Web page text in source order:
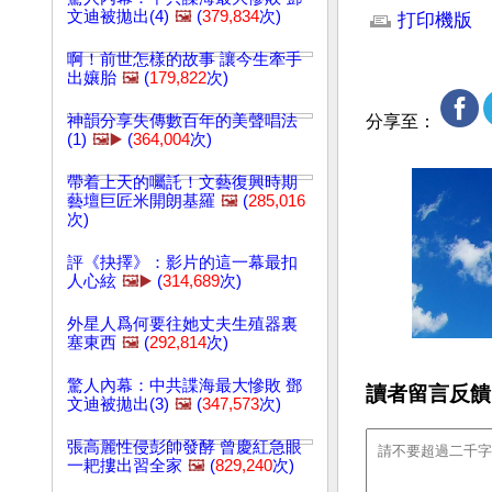
文迪被拋出(4) 🖼️ (379,834次)
啊！前世怎樣的故事 讓今生牽手
出孃胎 🖼️ (179,822次)
神韻分享失傳數百年的美聲唱法
(1) 🖼️▶️ (364,004次)
帶着上天的囑託！文藝復興時期
藝壇巨匠米開朗基羅 🖼️ (285,016
次)
評《抉擇》：影片的這一幕最扣
人心絃 🖼️▶️ (314,689次)
外星人爲何要往她丈夫生殖器裏
塞東西 🖼️ (292,814次)
驚人內幕：中共諜海最大慘敗 鄧
文迪被拋出(3) 🖼️ (347,573次)
張高麗性侵彭帥發酵 曾慶紅急眼
一耙摟出習全家 🖼️ (829,240次)
打印機版
分享至：
讀者留言反